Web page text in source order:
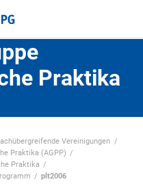
Praktika
Vereinigungen
Praktika (AGPP)
Praktika
plt2006